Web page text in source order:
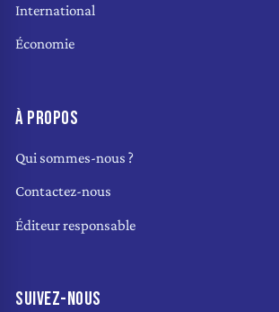
International
Économie
À PROPOS
Qui sommes-nous ?
Contactez-nous
Éditeur responsable
SUIVEZ-NOUS